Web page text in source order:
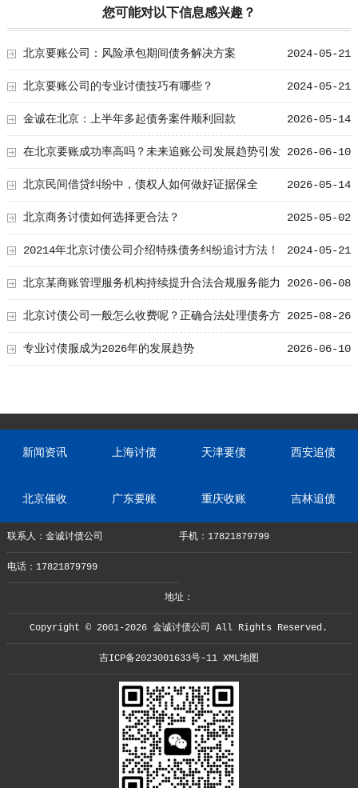
您可能对以下信息感兴趣？
2024-05-21
北京要账公司：风险承包期间债务解决方案
2024-05-21
北京要账公司的专业讨债技巧有哪些？
2026-05-14
金诚在北京：上半年多起债务案件顺利回款
2026-06-10
在北京要账成功率高吗？未来追账公司发展趋势引发
行业关注 2026-05-14
北京民间借贷纠纷中，债权人如何做好证据保全
2025-05-02
北京商务讨债如何选择更合法？
2024-05-21
20214年北京讨债公司介绍特殊债务纠纷追讨方法！
2026-06-08
北京某商账管理服务机构持续提升合法合规服务能力
助力企业化解应收账款难题 2025-08-26
北京讨债公司一般怎么收费呢？正确合法处理债务方
法 2026-06-10
专业讨债服成为2026年的发展趋势
新闻资讯 上海讨债 天津要债 西安追债
北京催收 广东要账 重庆收账 吉林追债
联系人：金诚讨债公司 手机：17821879799
电话：17821879799
地址：
Copyright © 2001-2026 金诚讨债公司 All Rights Reserved.
吉ICP备2023001633号-11 XML地图